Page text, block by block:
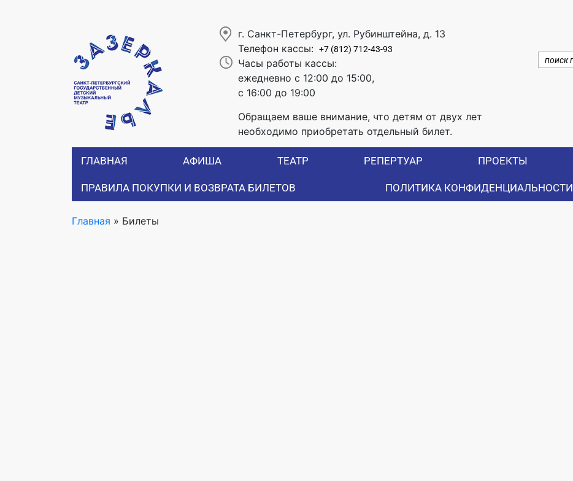
г. Санкт-Петербург, ул. Рубинштейна, д. 13
Телефон кассы: +7 (812) 712-43-93
Часы работы кассы:
ежедневно с 12:00 до 15:00,
с 16:00 до 19:00
Обращаем ваше внимание, что детям от двух лет
необходимо приобретать отдельный билет.
ГЛАВНАЯ АФИША ТЕАТР РЕПЕРТУАР ПРОЕКТЫ
ПРАВИЛА ПОКУПКИ И ВОЗВРАТА БИЛЕТОВ ПОЛИТИКА КОНФИДЕНЦИАЛЬНОСТИ
Главная » Билеты